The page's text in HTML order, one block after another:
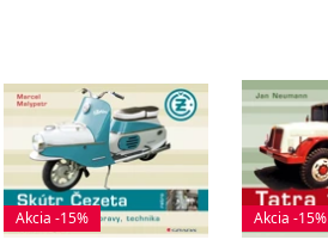
Akcia -15% Akcia -15%